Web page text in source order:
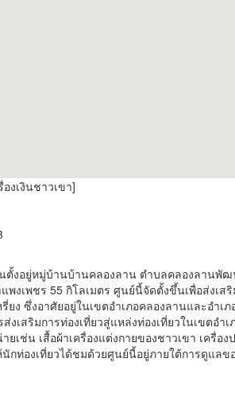
งเงินชาวเขา]
อยู่หมู่บ้านบ้านคลองลาน ตำบลคลองลานพัฒ
พงเพชร 55 กิโลเมตร ศูนย์นี้จัดตั้งขึ้นเพื่อส่งเ
รี่ยง ซึ่งอาศัยอยู่ในเขตอำเภอคลองลานและอำ
งเสริมการท่องเที่ยวสู่แหล่งท่องเที่ยวในเขตอ
ช่น เสื้อผ้าเครื่องแต่งกายของชาวเขา เครื่อง
นักท่องเที่ยวได้ชมด้วยศูนย์นี้อยู่ภายใต้การดูแล